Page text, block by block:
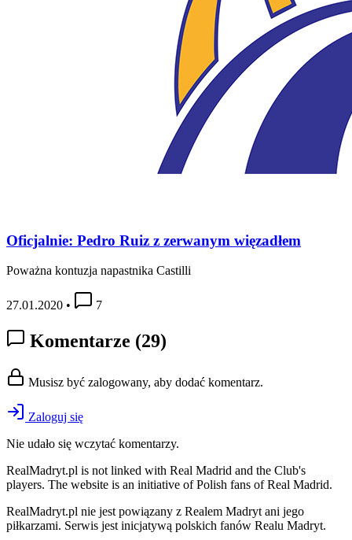
Oficjalnie: Pedro Ruiz z zerwanym więzadłem
Poważna kontuzja napastnika Castilli
27.01.2020 • 7
Komentarze (29)
Musisz być zalogowany, aby dodać komentarz.
Zaloguj się
Nie udało się wczytać komentarzy.
RealMadryt.pl is not linked with Real Madrid and the Club's
players. The website is an initiative of Polish fans of Real Madrid.
RealMadryt.pl nie jest powiązany z Realem Madryt ani jego
piłkarzami. Serwis jest inicjatywą polskich fanów Realu Madryt.